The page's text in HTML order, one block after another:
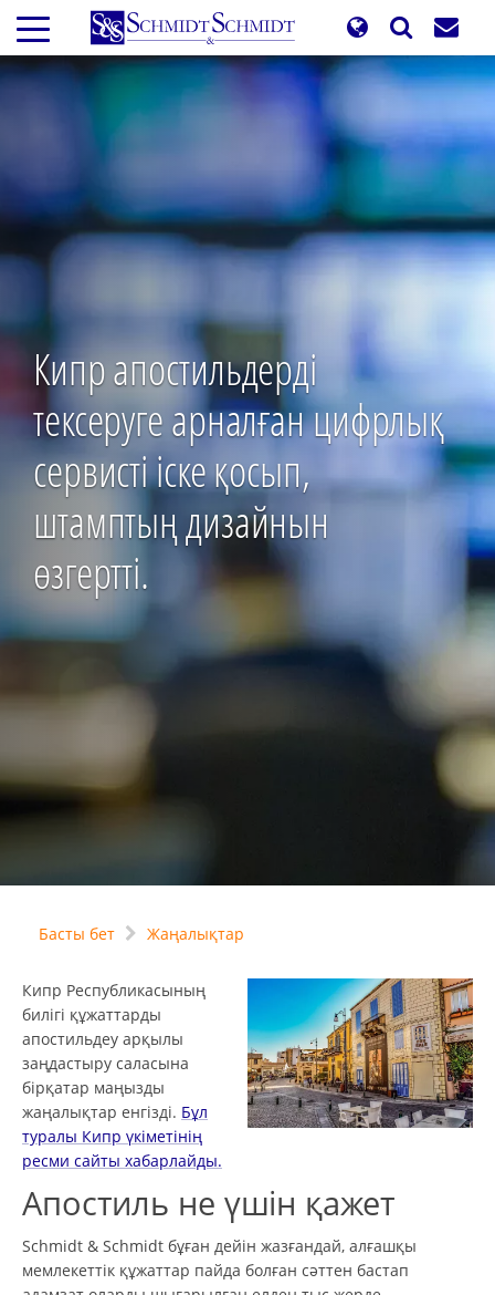
Skip
main
content
Кипр апостильдерді
тексеруге арналған цифрлық
сервисті іске қосып,
штамптың дизайнын
өзгертті.
Басты бет Жаңалықтар
Кипр Республикасының
билігі құжаттарды
апостильдеу арқылы
заңдастыру саласына
бірқатар маңызды
жаңалықтар енгізді. Бұл
туралы Кипр үкіметінің
ресми сайты хабарлайды.
Апостиль не үшін қажет
Schmidt & Schmidt бұған дейін жазғандай, алғашқы
мемлекеттік құжаттар пайда болған сәттен бастап